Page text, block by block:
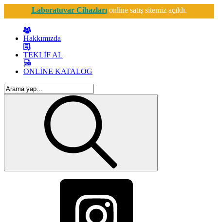
Laboratuvar Cihazlarıonline satış sitemiz açıldı.
Hakkımızda
TEKLİF AL
ONLİNE KATALOG